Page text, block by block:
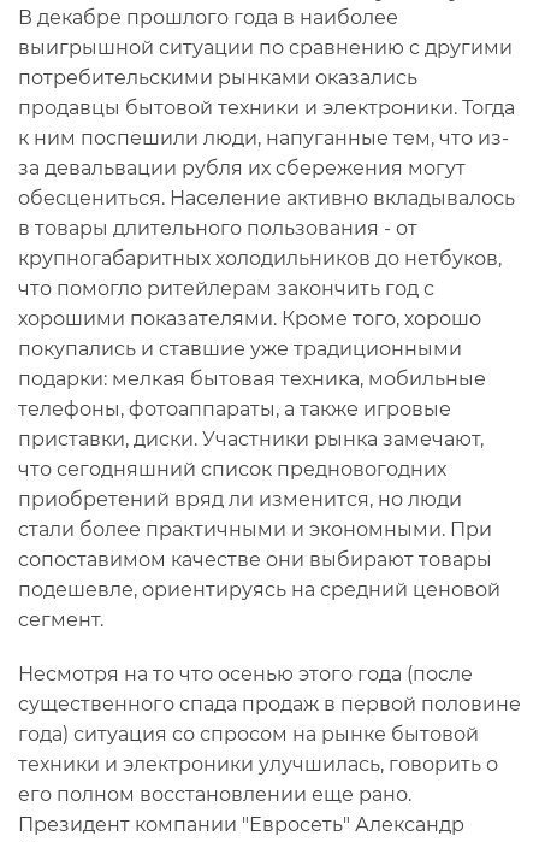
В декабре прошлого года в наиболее
выигрышной ситуации по сравнению с другими
потребительскими рынками оказались
продавцы бытовой техники и электроники. Тогда
к ним поспешили люди, напуганные тем, что из-
за девальвации рубля их сбережения могут
обесцениться. Население активно вкладывалось
в товары длительного пользования - от
крупногабаритных холодильников до нетбуков,
что помогло ритейлерам закончить год с
хорошими показателями. Кроме того, хорошо
покупались и ставшие уже традиционными
подарки: мелкая бытовая техника, мобильные
телефоны, фотоаппараты, а также игровые
приставки, диски. Участники рынка замечают,
что сегодняшний список предновогодних
приобретений вряд ли изменится, но люди
стали более практичными и экономными. При
сопоставимом качестве они выбирают товары
подешевле, ориентируясь на средний ценовой
сегмент.
Несмотря на то что осенью этого года (после
существенного спада продаж в первой половине
года) ситуация со спросом на рынке бытовой
техники и электроники улучшилась, говорить о
его полном восстановлении еще рано.
Президент компании "Евросеть" Александр